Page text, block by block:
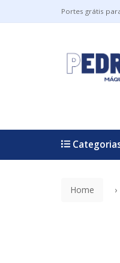
Portes grátis
Home